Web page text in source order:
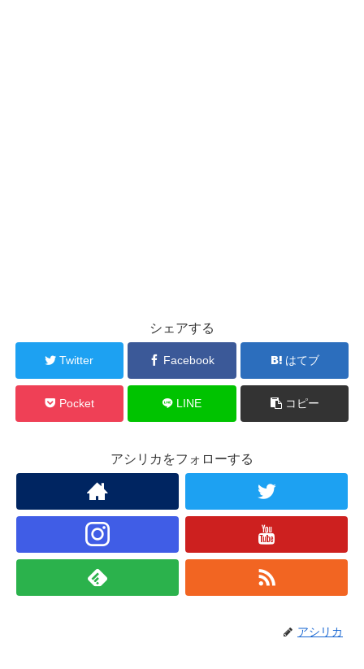
シェアする
Twitter Facebook はてブ
Pocket LINE コピー
アシリカをフォローする
アシリカ